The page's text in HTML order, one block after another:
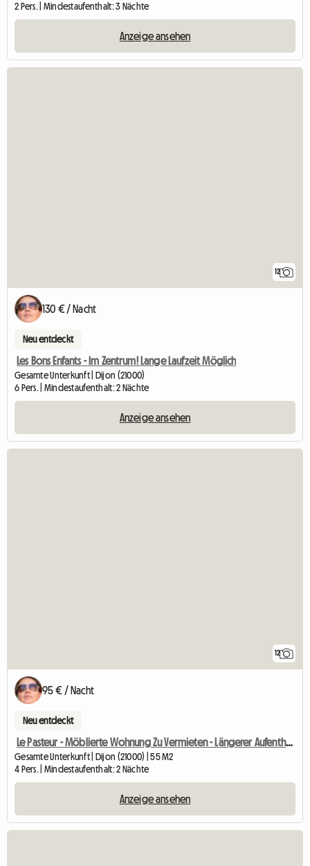
2 Pers. | Mindestaufenthalt: 3 Nächte
Anzeige ansehen
12
130 € / Nacht
Neu entdeckt
Les Bons Enfants - Im Zentrum! Lange Laufzeit Möglich
Gesamte Unterkunft | Dijon (21000)
6 Pers. | Mindestaufenthalt: 2 Nächte
Anzeige ansehen
12
95 € / Nacht
Neu entdeckt
Le Pasteur - Möblierte Wohnung Zu Vermieten - Längerer Aufenthalt Möglich
Gesamte Unterkunft | Dijon (21000) | 55 M2
4 Pers. | Mindestaufenthalt: 2 Nächte
Anzeige ansehen